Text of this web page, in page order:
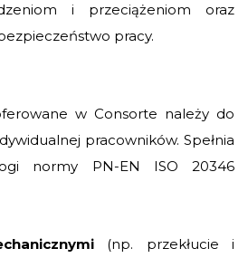
i przeciążeniom oraz
pracy.
w Consorte należy do
pracowników. Spełnia
normy PN-EN ISO 20346
(np. przekłucie i